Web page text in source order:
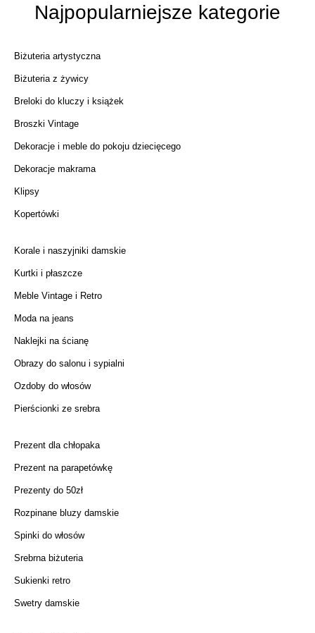
Najpopularniejsze kategorie
Biżuteria artystyczna
Biżuteria z żywicy
Breloki do kluczy i książek
Broszki Vintage
Dekoracje i meble do pokoju dziecięcego
Dekoracje makrama
Klipsy
Kopertówki
Korale i naszyjniki damskie
Kurtki i płaszcze
Meble Vintage i Retro
Moda na jeans
Naklejki na ścianę
Obrazy do salonu i sypialni
Ozdoby do włosów
Pierścionki ze srebra
Prezent dla chłopaka
Prezent na parapetówkę
Prezenty do 50zł
Rozpinane bluzy damskie
Spinki do włosów
Srebrna biżuteria
Sukienki retro
Swetry damskie